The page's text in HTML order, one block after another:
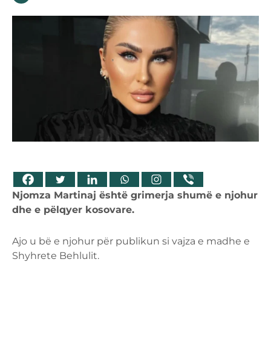
Njomza Martinaj është grimerja shumë e njohur
dhe e pëlqyer kosovare.
Ajo u bë e njohur për publikun si vajza e madhe e
Shyhrete Behlulit.